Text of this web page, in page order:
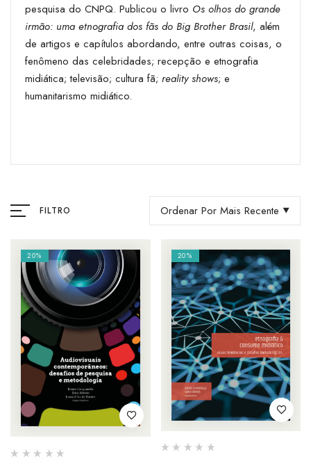
pesquisa do CNPQ. Publicou o livro Os olhos do grande
irmão: uma etnografia dos fãs do Big Brother Brasil, além
de artigos e capítulos abordando, entre outras coisas, o
fenômeno das celebridades; recepção e etnografia
midiática; televisão; cultura fã; reality shows; e
humanitarismo midiático.
FILTRO Ordenar Por Mais Recente
20% 20%